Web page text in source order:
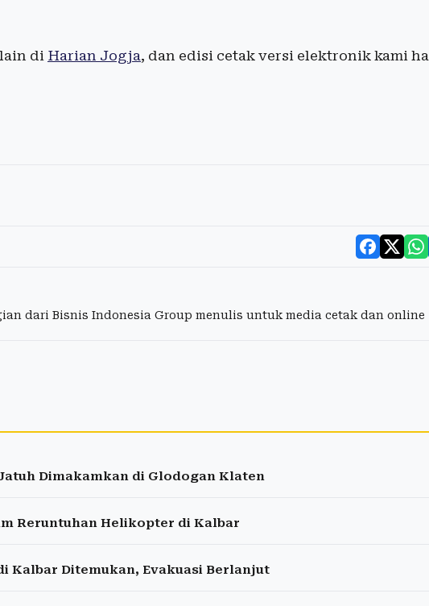
di Harian Jogja, dan edisi cetak versi elektronik kami
dari Bisnis Indonesia Group menulis untuk media cetak dan online
Dimakamkan di Glodogan Klaten
Reruntuhan Helikopter di Kalbar
Kalbar Ditemukan, Evakuasi Berlanjut